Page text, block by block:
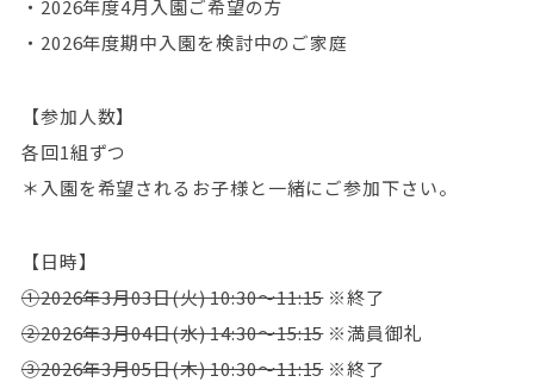
・2026年度4月入園ご希望の方
・2026年度期中入園を検討中のご家庭
【参加人数】
各回1組ずつ
＊入園を希望されるお子様と一緒にご参加下さい。
【日時】
①2026年3月03日(火) 10:30～11:15※終了
②2026年3月04日(水) 14:30～15:15※満員御礼
③2026年3月05日(木) 10:30～11:15※終了